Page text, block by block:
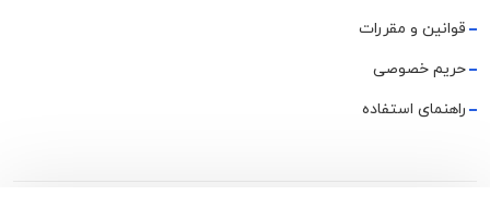
قوانین و مقررات
حریم خصوصی
راهنمای استفاده